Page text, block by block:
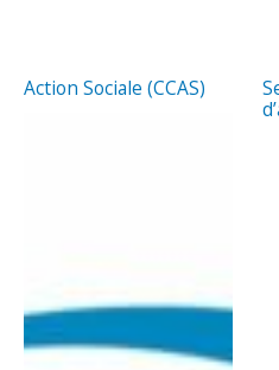
Action Sociale (CCAS)